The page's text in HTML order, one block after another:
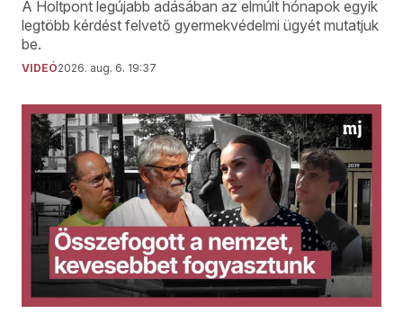
A Holtpont legújabb adásában az elmúlt hónapok egyik
legtöbb kérdést felvető gyermekvédelmi ügyét mutatjuk
be.
VIDEÓ2026. aug. 6. 19:37